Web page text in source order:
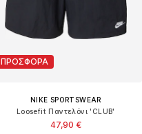
ΠΡΟΣΦΟΡΑ
NIKE SPORTSWEAR
Loosefit Παντελόνι 'CLUB'
47,90 €